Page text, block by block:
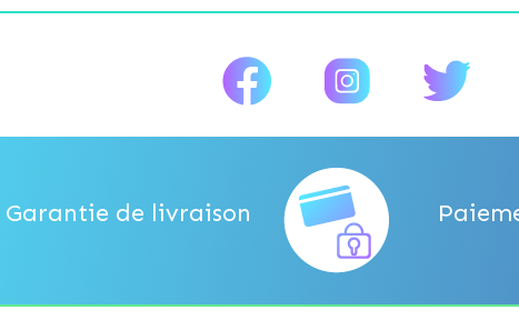
Garantie de livraison